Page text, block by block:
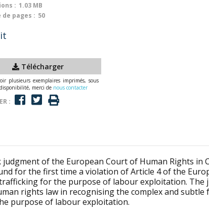
: 1.03 MB
de pages : 50
Télécharger
plusieurs exemplaires imprimés, sous
merci de nous contacter
:
of the European Court of Human Rights in
for the first time a violation of Article 4 of the
for the purpose of labour exploitation. The
rights law in recognising the complex and subtle
purpose of labour exploitation.